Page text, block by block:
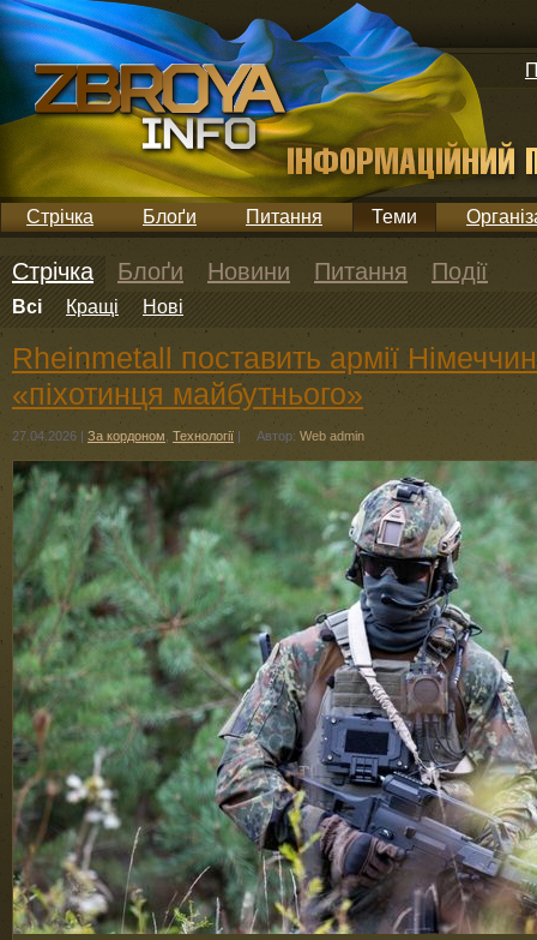
Стрічка Блоґи Питання Теми
Стрічка Блоґи Новини Питання Події
Всі Кращі Нові
Rheinmetall поставить армії
«піхотинця майбутнього»
27.04.2026 | За кордоном Технології | Автор: Web admin